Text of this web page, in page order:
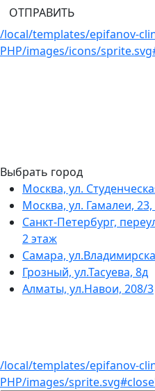
ОТПРАВИТЬ
/local/templates/epifanov-
PHP/images/icons/
Выбрать город
Москва, ул.
Москва, ул. Гамалеи, 23,
Санкт-Петербург,
2 этаж
Самара,
Грозный, ул.Тасуева, 8д
Алматы, ул.Навои, 208/3
/local/templates/epifanov-
PHP/images/